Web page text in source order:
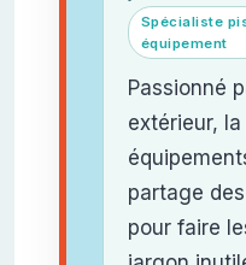
Spécialiste
équipement
Passionné
extérieur,
partage
pour faire